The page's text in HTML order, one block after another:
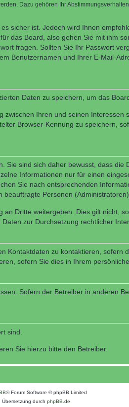
Dazu gehören Ihr
sicher ist. Jedoch wird Ihnen
das Board, also gehen Sie mit ihm
fragen. Sollten Sie Ihr Passwort
Benutzernamen und Ihrer E-Mail-
Daten zu speichern, um das
Ihren und seinen Interessen
Browser-Kennung zu speichern,
sind sich daher bewusst, dass
Informationen nur für einen
Sie nach entsprechenden
Personen (Administratoren)
Dritte weitergeben. Dies gilt nicht,
zur Durchsetzung rechtlicher
Kontaktdaten zu kontaktieren, sofern
sofern Sie dies in Ihrem
Sofern der Betreiber in anderen
sind.
Sie hierzu bitte den Betreiber.
® Forum Software © phpBB Limited
Übersetzung durch phpBB.de